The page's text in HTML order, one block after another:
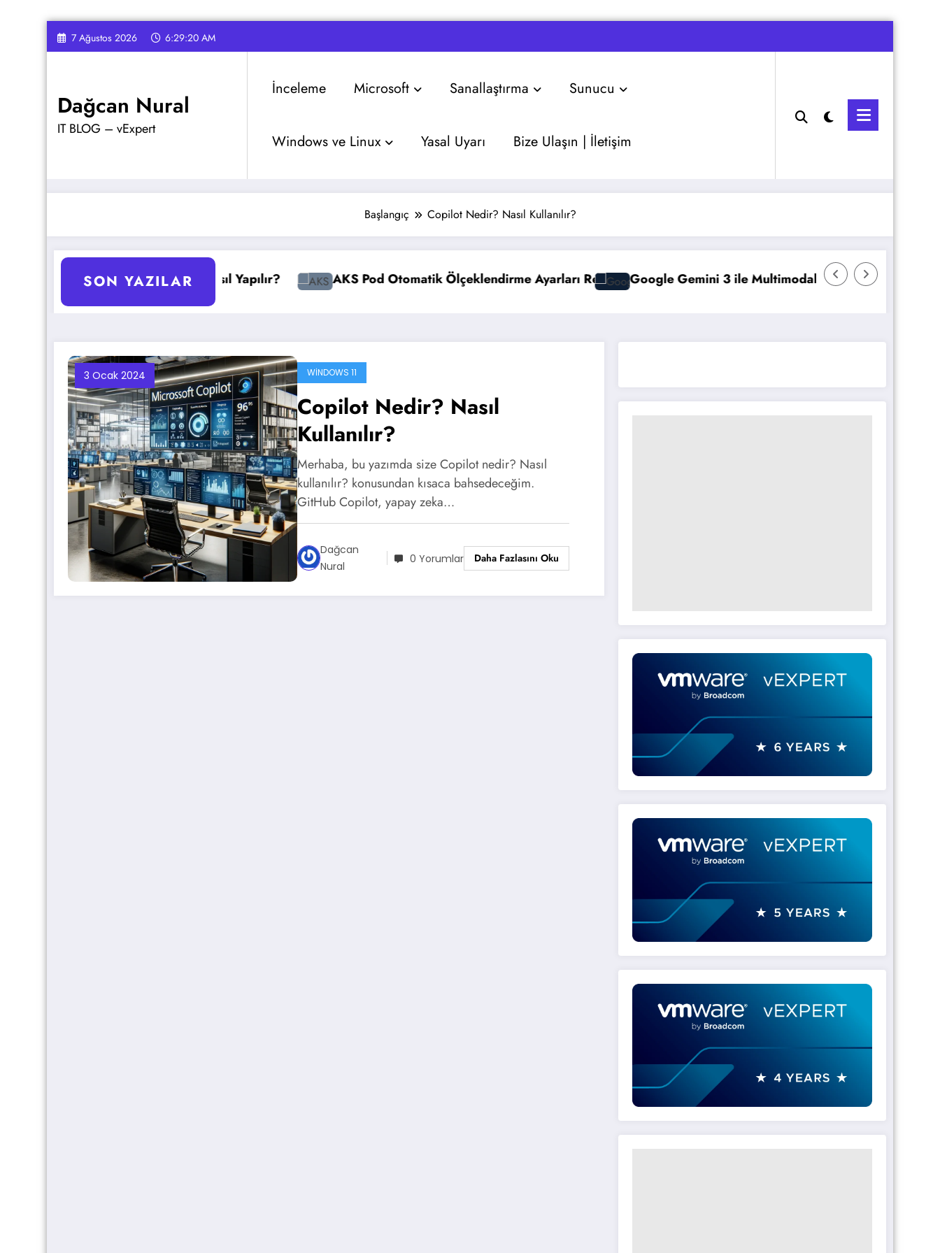
İçeriğe
atla
7 Ağustos 2026 6:29:21 AM
Dağcan Nural
IT BLOG – vExpert
İnceleme Microsoft Sanallaştırma Sunucu
Windows ve Linux Yasal Uyarı Bize Ulaşın | İletişim
Başlangıç Copilot Nedir? Nasıl Kullanılır?
SON YAZILAR
GPO Yedekleme Nasıl Yapılır? AKS Pod Otomatik Ölçeklendirme Ayarları RehberiGoogle Gemini 3 ile Multimodal Yapay Zeka Veeam
3 Ocak 2024 WINDOWS 11
Copilot Nedir? Nasıl
Kullanılır?
Merhaba, bu yazımda size Copilot nedir? Nasıl
kullanılır? konusundan kısaca bahsedeceğim.
GitHub Copilot, yapay zeka…
Dağcan
Nural
0 Yorumlar Daha Fazlasını Oku